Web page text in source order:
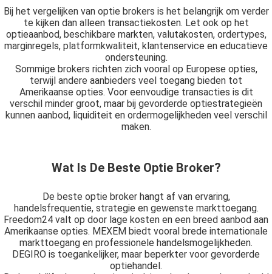
Bij het vergelijken van optie brokers is het belangrijk om verder
te kijken dan alleen transactiekosten. Let ook op het
optieaanbod, beschikbare markten, valutakosten, ordertypes,
marginregels, platformkwaliteit, klantenservice en educatieve
ondersteuning.
Sommige brokers richten zich vooral op Europese opties,
terwijl andere aanbieders veel toegang bieden tot
Amerikaanse opties. Voor eenvoudige transacties is dit
verschil minder groot, maar bij gevorderde optiestrategieën
kunnen aanbod, liquiditeit en ordermogelijkheden veel verschil
maken.
Wat Is De Beste Optie Broker?
De beste optie broker hangt af van ervaring,
handelsfrequentie, strategie en gewenste markttoegang.
Freedom24 valt op door lage kosten en een breed aanbod aan
Amerikaanse opties. MEXEM biedt vooral brede internationale
markttoegang en professionele handelsmogelijkheden.
DEGIRO is toegankelijker, maar beperkter voor gevorderde
optiehandel.